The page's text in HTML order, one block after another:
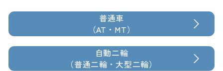
普通車
（AT・MT）
自動二輪
（普通二輪・大型二輪）